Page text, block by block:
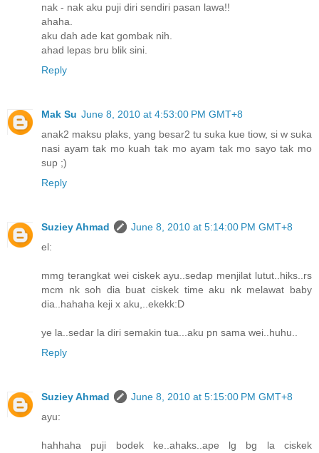
nak - nak aku puji diri sendiri pasan lawa!!
ahaha.
aku dah ade kat gombak nih.
ahad lepas bru blik sini.
Reply
Mak Su June 8, 2010 at 4:53:00 PM GMT+8
anak2 maksu plaks, yang besar2 tu suka kue tiow, si w suka
nasi ayam tak mo kuah tak mo ayam tak mo sayo tak mo
sup ;)
Reply
Suziey Ahmad
June 8, 2010 at 5:14:00 PM GMT+8
el:
mmg terangkat wei ciskek ayu..sedap menjilat lutut..hiks..rs
mcm nk soh dia buat ciskek time aku nk melawat baby
dia..hahaha keji x aku,..ekekk:D
ye la..sedar la diri semakin tua...aku pn sama wei..huhu..
Reply
Suziey Ahmad
June 8, 2010 at 5:15:00 PM GMT+8
ayu:
hahhaha puji bodek ke..ahaks..ape lg bg la ciskek